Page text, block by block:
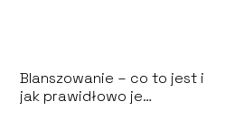
Blanszowanie – co to jest i
jak prawidłowo je